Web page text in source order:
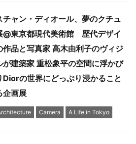
チャン・ディオール、夢のクチュ
@東京都現代美術館 歴代デザイ
作品と写真家 高木由利子のヴィジ
が建築家 重松象平の空間に浮かび
Diorの世界にどっぷり浸かること
企画展
Camera A Life in Tokyo